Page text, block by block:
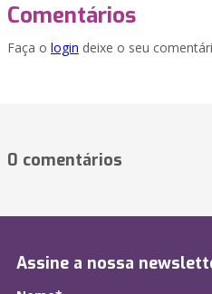
Comentários
Faça o login deixe o seu
0 comentários
Assine a nossa